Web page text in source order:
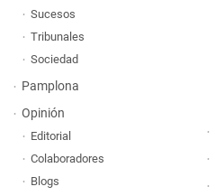
Sucesos
Tribunales
Sociedad
Pamplona
Opinión
Editorial
Colaboradores
Blogs